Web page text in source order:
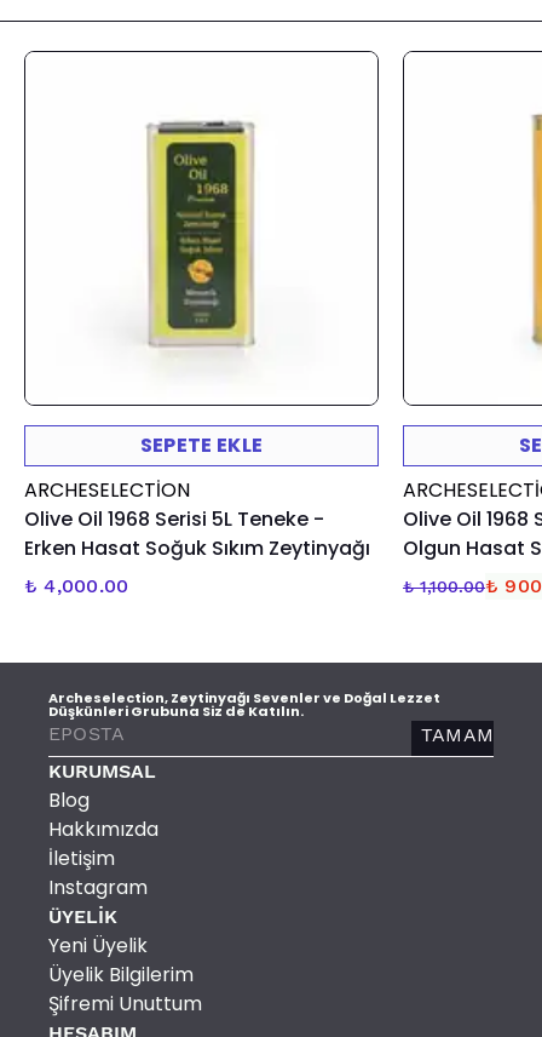
SEPETE EKLE
ARCHESELECTION
Olive Oil 1968 Serisi 5L Teneke -
Erken Hasat Soğuk Sıkım Zeytinyağı
₺ 4,000.00
Olive Oil 1968
Olgun Hasat
₺ 1,100.00₺
KURUMSAL
Blog
Hakkımızda
İletişim
Instagram
ÜYELİK
Yeni Üyelik
Üyelik Bilgilerim
Şifremi Unuttum
Archeselection, Zeytinyağı Sevenler ve Doğal Lezzet
Düşkünleri Grubuna Siz de Katılın.
TAMAM